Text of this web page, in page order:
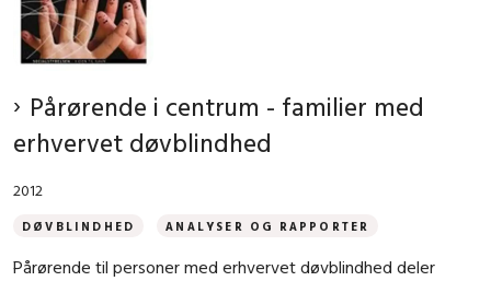
Pårørende i centrum - familier med
erhvervet døvblindhed
2012
DØVBLINDHED ANALYSER OG RAPPORTER
Pårørende til personer med erhvervet døvblindhed deler